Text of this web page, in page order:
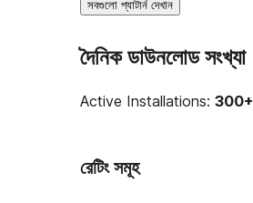
সবগুলো প্যাটার্ন দেখান
দৈনিক ডাউনলোড সংখ্যা
Active Installations: 300+
রেটিং সমূহ